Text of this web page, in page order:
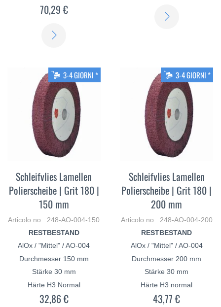
70,29 €
PIÙ
3-4 GIORNI *
Schleifvlies Lamellen
Polierscheibe | Grit 180 |
150 mm
Articolo no. 248-AO-004-150
RESTBESTAND
AlOx / "Mittel" / AO-004
Durchmesser 150 mm
Stärke 30 mm
Härte H3 Normal
32,86 €
3-4 GIORNI *
Schleifvlies Lamellen
Polierscheibe | Grit 180 |
200 mm
Articolo no. 248-AO-004-200
RESTBESTAND
AlOx / "Mittel" / AO-004
Durchmesser 200 mm
Stärke 30 mm
Härte H3 normal
43,77 €